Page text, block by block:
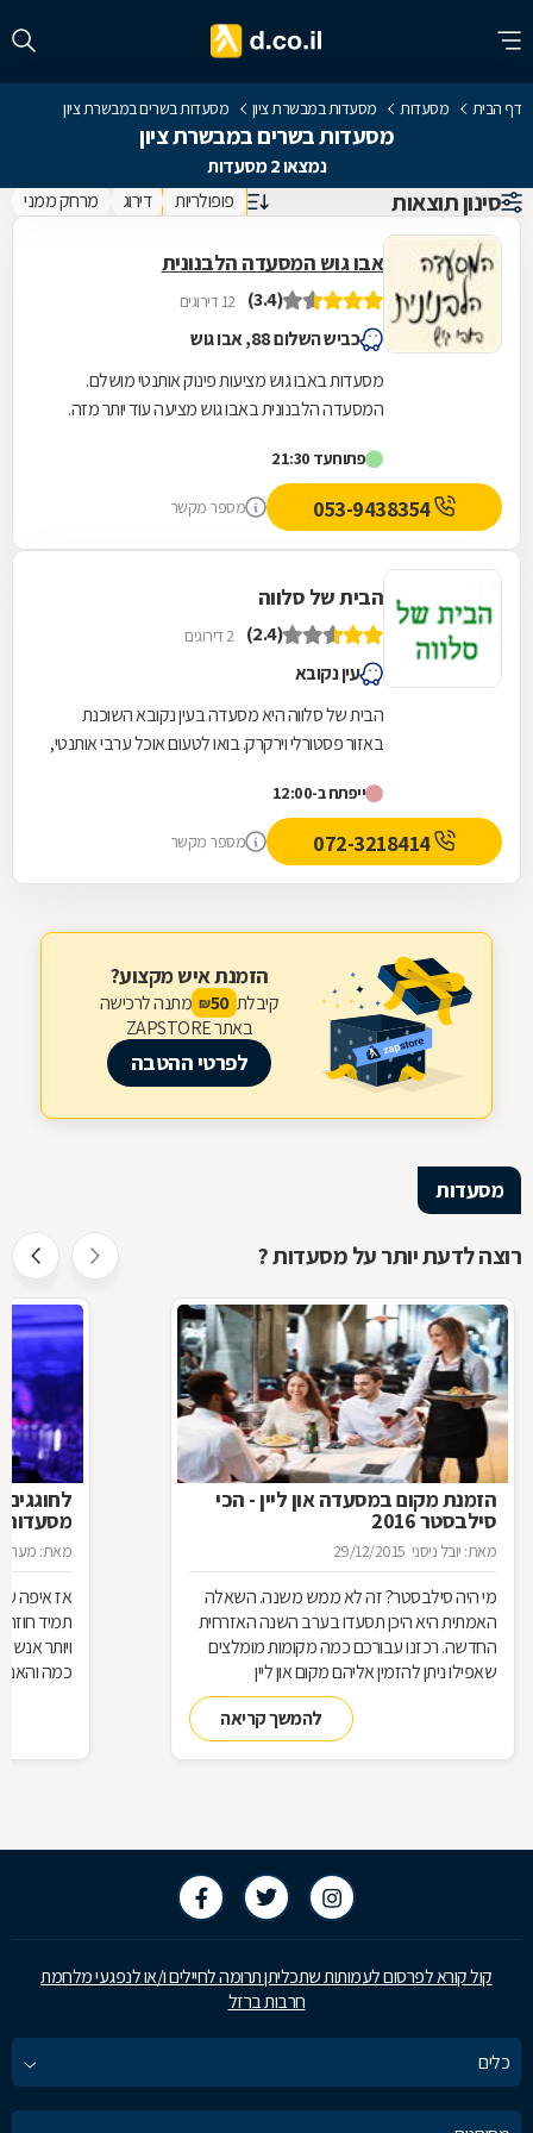
דף הבית מסעדות מסעדות במבשרת ציון מסעדות בשרים במבשרת ציון
מסעדות בשרים במבשרת ציון
נמצאו 2 מסעדות
סינון תוצאות פופולריות דירוג מרחק ממני
אבו גוש המסעדה הלבנונית
(3.4) 12 דירוגים
כביש השלום 88, אבו גוש
מסעדות באבו גוש מציעות פינוק אותנטי מושלם.
המסעדה הלבנונית באבו גוש מציעה עוד יותר מזה.
ומפנקת...
פתוחעד 21:30
053-9438354 מספר מקשר
הבית של סלווה
(2.4) 2 דירוגים
עין נקובא
הבית של סלווה היא מסעדה בעין נקובא השוכנת
באזור פסטורלי וירקרק. בואו לטעום אוכל ערבי אותנטי,
סלטים...
ייפתח ב-12:00
072-3218414 מספר מקשר
הזמנת איש מקצוע?
קיבלת 50
₪ מתנה לרכישה
באתר ZAPSTORE
לפרטי ההטבה
מסעדות
רוצה לדעת יותר על מסעדות ?
הזמנת מקום במסעדה און ליין - הכי
סילבסטר 2016
מאת: יובל ניסני 29/12/2015
מי היה סילבסטר? זה לא ממש משנה. השאלה
האמתית היא היכן תסעדו בערב השנה האזרחית
החדשה. רכזנו עבורכם כמה מקומות מומלצים
שאפילו ניתן להזמין אליהם מקום און ליין
להמשך קריאה
מסעדות
מאת:
אז איפה
תמיד
ויותר
כמה והאם
קול קורא לפרסום לעמותות שתכליתן תרומה לחיילים ו/או לנפגעי מלחמת
חרבות ברזל
כלים